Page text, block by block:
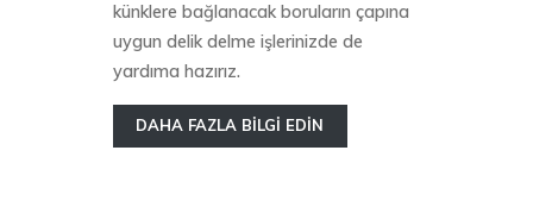
künklere bağlanacak boruların çapına
uygun delik delme işlerinizde de
yardıma hazırız.
DAHA FAZLA BİLGİ EDİN